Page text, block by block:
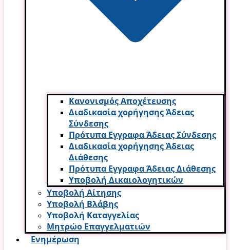
Κανονισμός Αποχέτευσης
Διαδικασία χορήγησης Άδειας
Σύνδεσης
Πρότυπα Εγγραφα Άδειας Σύνδεσης
Διαδικασία χορήγησης Άδειας
Διάθεσης
Πρότυπα Εγγραφα Άδειας Διάθεσης
Υποβολή Δικαιολογητικών
Υποβολή Αίτησης
Υποβολή Βλάβης
Υποβολή Καταγγελίας
Μητρώο Επαγγελματιών
Ενημέρωση